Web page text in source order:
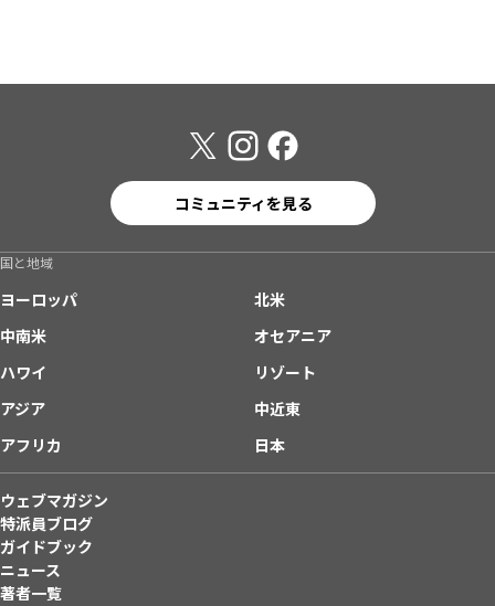
コミュニティを見る
国と地域
ヨーロッパ
北米
中南米
オセアニア
ハワイ
リゾート
アジア
中近東
アフリカ
日本
ウェブマガジン
特派員ブログ
ガイドブック
ニュース
著者一覧